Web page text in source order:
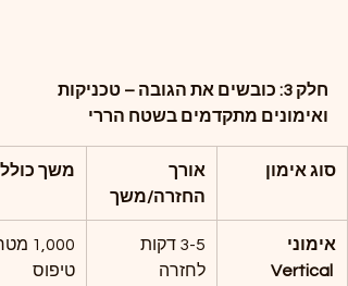
חלק 3: כובשים את הגובה – טכניקות
ואימונים מתקדמים בשטח הררי
סוג אימון
אורך
החזרה/משך
משך כולל
אימוני
Vertical
3-5 דקות
לחזרה
1,000
טיפוס